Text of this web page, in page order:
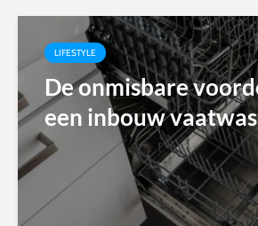
LIFESTYLE
De onmisbare
een inbouw